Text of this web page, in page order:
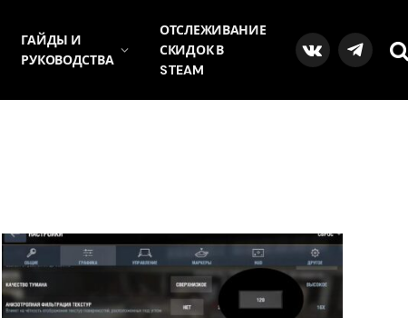
ГАЙДЫ И
РУКОВОДСТВА
ОТСЛЕЖИВАНИЕ
СКИДОК В
STEAM
VKontakteTelegram